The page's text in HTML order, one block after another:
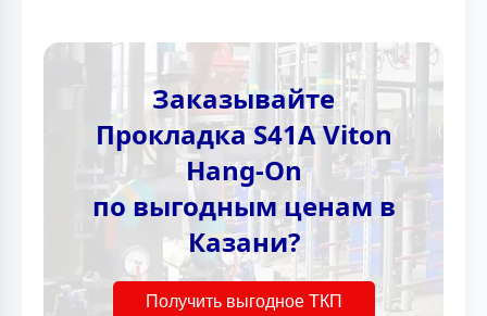
Заказывайте
Прокладка S41A Viton
Hang-On
по выгодным ценам в
Казани?
Получить выгодное ТКП